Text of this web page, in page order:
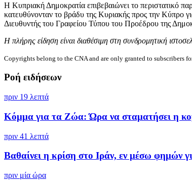
Η Κυπριακή Δημοκρατία επιβεβαιώνει το περιστατικό
κατευθύνονταν το βράδυ της Κυριακής προς την
Διευθυντής του Γραφείου Τύπου του Προέδρου της
Η πλήρης είδηση είναι διαθέσιμη στη συνδρομητική
Copyrights belong to the CNA and are only granted to subscribers
Ροή ειδήσεων
πριν 19 λεπτά
Κόμμα για τα Ζώα: Ώρα να σταματήσει η
πριν 41 λεπτά
Βαθαίνει η κρίση στο Ιράν, εν μέσω φημών
πριν μία ώρα